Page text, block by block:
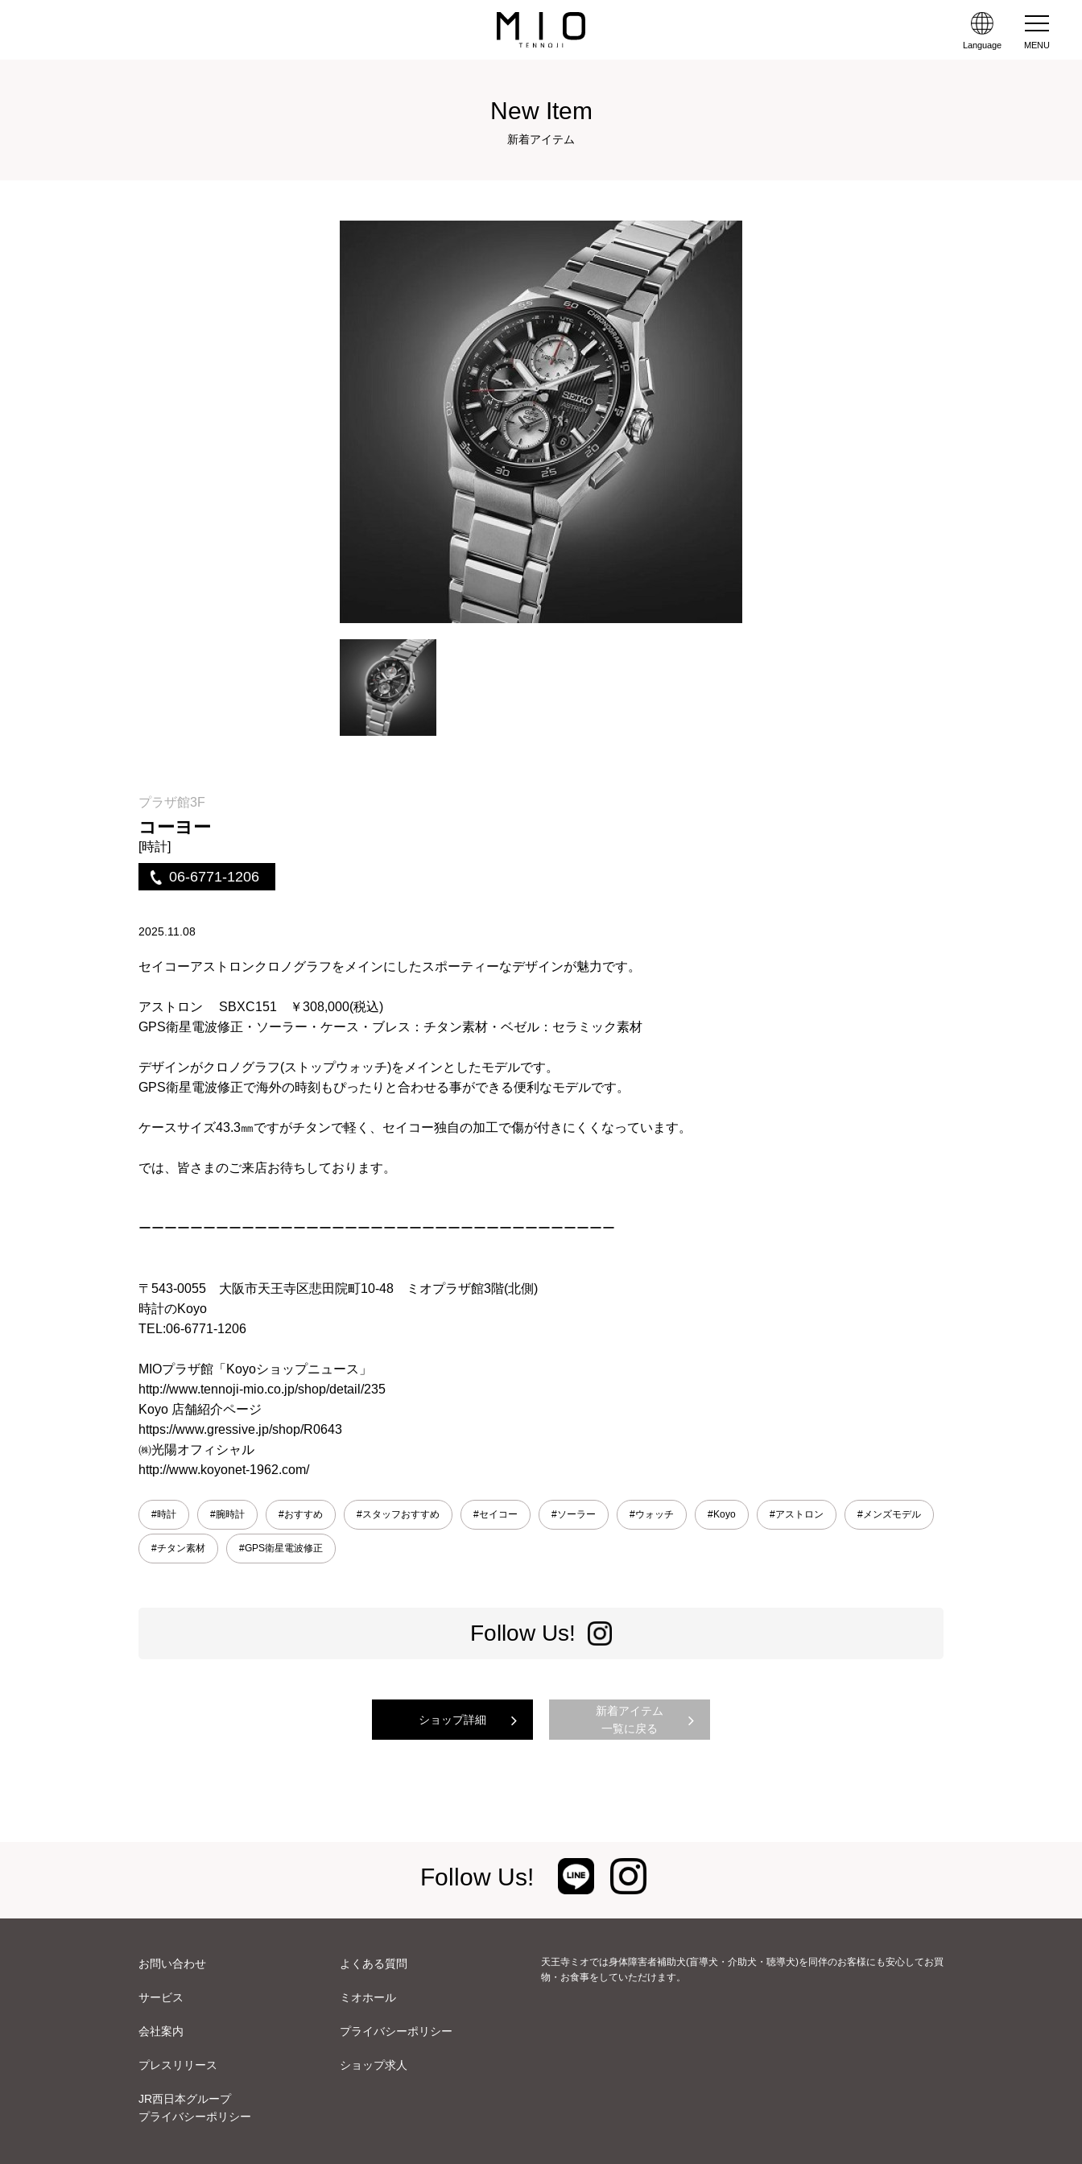
Language MENU
New Item
新着アイテム
プラザ館3F
コーヨー
[時計]
06-6771-1206
2025.11.08
セイコーアストロンクロノグラフをメインにしたスポーティーなデザインが魅力です。
アストロン SBXC151 ￥308,000(税込)
GPS衛星電波修正・ソーラー・ケース・ブレス：チタン素材・ベゼル：セラミック素材
デザインがクロノグラフ(ストップウォッチ)をメインとしたモデルです。
GPS衛星電波修正で海外の時刻もぴったりと合わせる事ができる便利なモデルです。
ケースサイズ43.3㎜ですがチタンで軽く、セイコー独自の加工で傷が付きにくくなっています。
では、皆さまのご来店お待ちしております。
ーーーーーーーーーーーーーーーーーーーーーーーーーーーーーーーーーーーーー
〒543-0055 大阪市天王寺区悲田院町10-48 ミオプラザ館3階(北側)
時計のKoyo
TEL:06-6771-1206
MIOプラザ館「Koyoショップニュース」
http://www.tennoji-mio.co.jp/shop/detail/235
Koyo 店舗紹介ページ
https://www.gressive.jp/shop/R0643
㈱光陽オフィシャル
http://www.koyonet-1962.com/
#時計 #腕時計 #おすすめ #スタッフおすすめ #セイコー #ソーラー #ウォッチ #Koyo #アストロン #メンズモデル
#チタン素材 #GPS衛星電波修正
Follow Us!
ショップ詳細
新着アイテム
一覧に戻る
Follow Us!
お問い合わせ よくある質問
サービス ミオホール
会社案内 プライバシーポリシー
プレスリリース ショップ求人
JR西日本グループ
プライバシーポリシー
天王寺ミオでは身体障害者補助犬(盲導犬・介助犬・聴導犬)を同伴のお客様にも安心してお買
物・お食事をしていただけます。